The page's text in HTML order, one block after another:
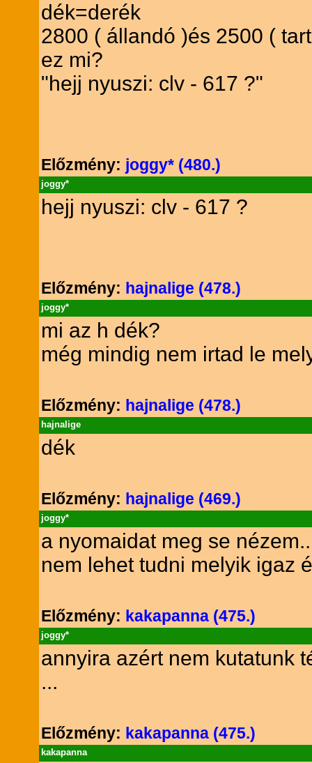
dék=derék
2800 ( állandó )és 2500 (
ez mi?
"hejj nyuszi: clv - 617 ?"
Előzmény: joggy* (480.)
joggy*
hejj nyuszi: clv - 617 ?
Előzmény: hajnalige (478.)
joggy*
mi az h dék?
még mindig nem irtad le
Előzmény: hajnalige (478.)
hajnalige
dék
Előzmény: hajnalige (469.)
joggy*
a nyomaidat meg se nézem..
nem lehet tudni melyik igaz
Előzmény: kakapanna (475.)
joggy*
annyira azért nem kutatunk
...
Előzmény: kakapanna (475.)
kakapanna